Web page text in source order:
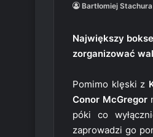
Bartłomiej Stachura
Największy
zorganizować
Pomimo klęski z
Conor McGregor
póki co
zaprowadzi go